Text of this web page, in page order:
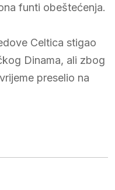
funti obeštećenja.
Celtica stigao
Dinama, ali zbog
preselio na